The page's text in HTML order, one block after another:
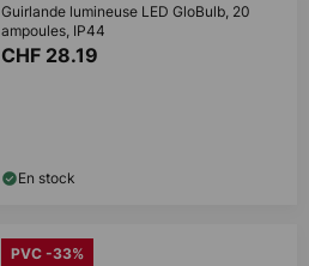
Guirlande lumineuse LED GloBulb, 20
ampoules, IP44
CHF 28.19
En stock
PVC -33%